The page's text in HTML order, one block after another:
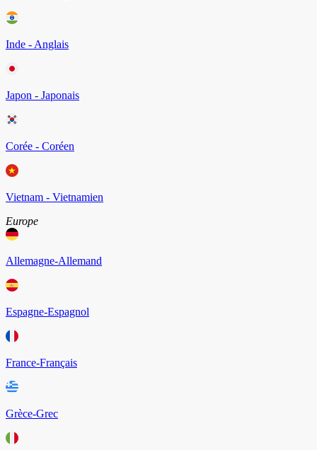
Inde - Anglais
Japon - Japonais
Corée - Coréen
Vietnam - Vietnamien
Europe
Allemagne-Allemand
Espagne-Espagnol
France-Français
Grèce-Grec